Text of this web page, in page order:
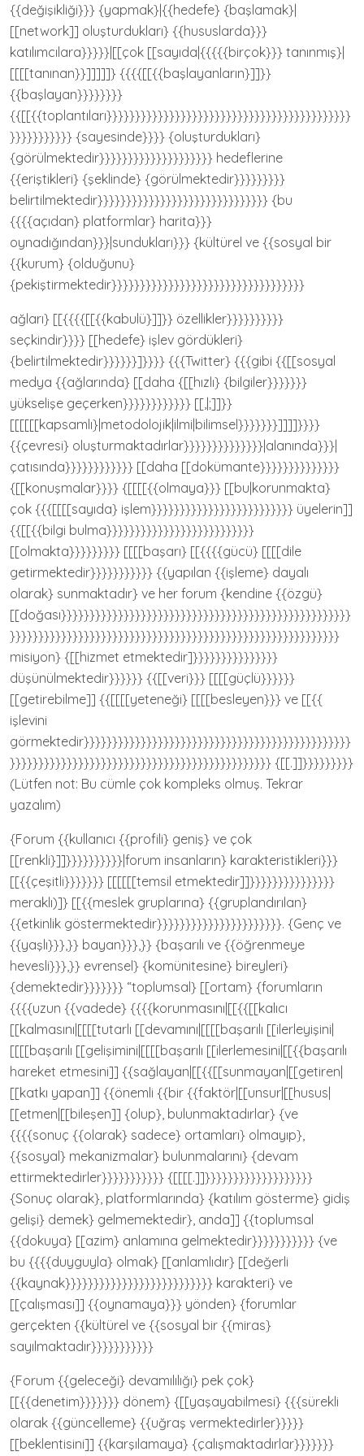
{{değişikliği}}} {yapmak}|{{hedefe} {başlamak}|
[[network]] oluşturdukları} {{hususlarda}}}
katılımcılara}}}}}|[[çok [[sayıda|{{{{{birçok}}} tanınmış}|
[[[[tanınan}}]]]]]} {{{{[[{{başlayanların}]]}}
{{başlayan}}}}}}}}
{{[[{{toplantıları}}}}}}}}}}}}}}}}}}}}}}}}}}}}}}}}}}}}}}}}}}}
}}}}}}}}}}} {sayesinde}}}} {oluşturdukları}
{görülmektedir}}}}}}}}}}}}}}}}}}}} hedeflerine
{{eriştikleri} {şeklinde} {görülmektedir}}}}}}}}}
belirtilmektedir}}}}}}}}}}}}}}}}}}}}}}}}}}}}}} {bu
{{{{açıdan} platformlar} harita}}}
oynadığından}}}|sundukları}}} {kültürel ve {{sosyal bir
{{kurum} {olduğunu}
{pekiştirmektedir}}}}}}}}}}}}}}}}}}}}}}}}}}}}}}}}}}
ağları} [[{{{{[[{{kabulü}]]}} özellikler}}}}}}}}}}
seçkindir}}}} [[hedefe} işlev gördükleri}
{belirtilmektedir}}}}}}]}}}} {{{Twitter} {{{gibi {{[[sosyal
medya {{ağlarında} [[daha {[[hızlı} {bilgiler}}}}}}}
yükselişe geçerken}}}}}}}}}}}} [[,|;]]}}
[[[[[[kapsamlı}|metodolojik|ilmi|bilimsel}}}}}}}]]]]}}}}
{{çevresi} oluşturmaktadırlar}}}}}}}}}}}}}}|alanında}}}|
çatısında}}}}}}}}}}}} [[daha [[dokümante}}}}}}}}}}}}}}
{[[konuşmalar}}}} {[[[[{{olmaya}}} [[bu|korunmakta}
çok {{{[[[[sayıda} işlem}}}}}}}}}}}}}}}}}}}}}}}}} üyelerin]]
{{[[{{bilgi bulma}}}}}}}}}}}}}}}}}}}}}}}}}}
[[olmakta}}}}}}}}} [[[[başarı} [[{{{{gücü} [[[[dile
getirmektedir}}}}}}}}}}} {{yapılan {{işleme} dayalı
olarak} sunmaktadır} ve her forum {kendine {{özgü}
[[doğası}}}}}}}}}}}}}}}}}}}}}}}}}}}}}}}}}}}}}}}}}}}}}}}}}}}
}}}}}}}}}}}}}}}}}}}}}}}}}}}}}}}}}}}}}}}}}}}}}}}}}}}}}}}}}}
misiyon} {[[hizmet etmektedir]}}}}}}}}}}}}}}}
düşünülmektedir}}}}}} {{[[veri}}} [[[[güçlü}}}}}}
[[getirebilme]] {{[[[[yeteneği} [[[[besleyen}}} ve [[{{
işlevini
görmektedir}}}}}}}}}}}}}}}}}}}}}}}}}}}}}}}}}}}}}}}}}}}}}}}
}}}}}}}}}}}}}}}}}}}}}}}}}}}}}}}}}}}}}}}}}}}}}} {[[.]]}}}}}}}}}
(Lütfen not: Bu cümle çok kompleks olmuş. Tekrar
yazalım)
{Forum {{kullanıcı {{profili} geniş} ve çok
[[renkli}]]}}}}}}}}}}|forum insanların} karakteristikleri}}}
[[{{çeşitli}}}}}}} [[[[[[temsil etmektedir]]}}}}}}}}}}}}}}}
meraklı)]} [[{{meslek gruplarına} {{gruplandırılan}
{{etkinlik göstermektedir}}}}}}}}}}}}}}}}}}}}}}. {Genç ve
{{yaşlı}}},}} bayan}}},}} {başarılı ve {{öğrenmeye
hevesli}}},}} evrensel} {komünitesine} bireyleri}
{demektedir}}}}}}} “toplumsal} [[ortam} {forumların
{{{{uzun {{vadede} {{{{korunmasını|[[{{[[kalıcı
[[kalmasını|[[[[tutarlı [[devamını|[[[[başarılı [[ilerleyişini|
[[[[başarılı [[gelişimini|[[[[başarılı [[ilerlemesini|[[{{başarılı
hareket etmesini]] {{sağlayan|[[{{[[sunmayan|[[getiren|
[[katkı yapan]] {{önemli {{bir {{faktör|[[unsur|[[husus|
[[etmen|[[bileşen]] {olup}, bulunmaktadırlar} {ve
{{{{sonuç {{olarak} sadece} ortamları} olmayıp},
{{sosyal} mekanizmalar} bulunmalarını} {devam
ettirmektedirler}}}}}}}}}}} {[[[[.]]}}}}}}}}}}}}}}}}}}}
{Sonuç olarak}, platformlarında} {katılım gösterme} gidiş
gelişi} demek} gelmemektedir}, anda]] {{toplumsal
{{dokuya} [[azim} anlamına gelmektedir}}}}}}}}}}} {ve
bu {{{{duyguyla} olmak} [[anlamlıdır} [[değerli
{{kaynak}}}}}}}}}}}}}}}}}}}}}}}}}} karakteri} ve
[[çalışması]] {{oynamaya}}} yönden} {forumlar
gerçekten {{kültürel ve {{sosyal bir {{miras}
sayılmaktadır}}}}}}}}}}}
{Forum {{geleceği} devamılılığı} pek çok}
[[{{denetim}}}}}}} dönem} {[[yaşayabilmesi} {{{sürekli
olarak {{güncelleme} {{uğraş vermektedirler}}}}}
[[beklentisini]] {{karşılamaya} {çalışmaktadırlar}}}}}}}